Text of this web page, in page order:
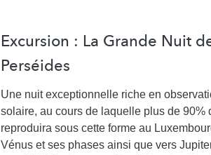
Excursion : La Grande Nuit
Perséides
Une nuit exceptionnelle riche en
solaire, au cours de laquelle plus de
reproduira sous cette forme au
Vénus et ses phases ainsi que vers